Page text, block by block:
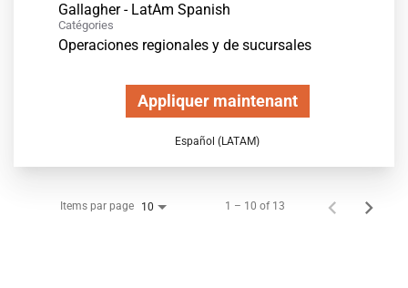
Gallagher - LatAm Spanish
Catégories
Operaciones regionales y de sucursales
Appliquer maintenant
Español (LATAM)
Items par page 10 1 – 10 of 13